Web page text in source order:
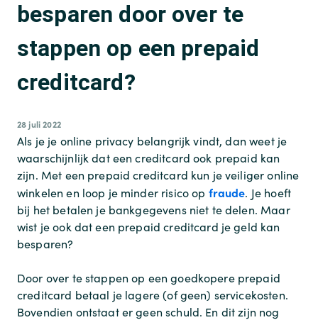
besparen door over te
stappen op een prepaid
creditcard?
28 juli 2022
Als je je online privacy belangrijk vindt, dan weet je
waarschijnlijk dat een creditcard ook prepaid kan
zijn. Met een prepaid creditcard kun je veiliger online
winkelen en loop je minder risico op fraude. Je hoeft
bij het betalen je bankgegevens niet te delen. Maar
wist je ook dat een prepaid creditcard je geld kan
besparen?
Door over te stappen op een goedkopere prepaid
creditcard betaal je lagere (of geen) servicekosten.
Bovendien ontstaat er geen schuld. En dit zijn nog